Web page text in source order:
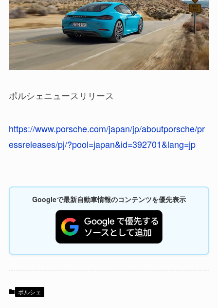
ポルシェニュースリリース
https://www.porsche.com/japan/jp/aboutporsche/pr
essreleases/pj/?pool=japan&id=392701&lang=jp
Googleで最新自動車情報のコンテンツを優先表示
ポルシェ